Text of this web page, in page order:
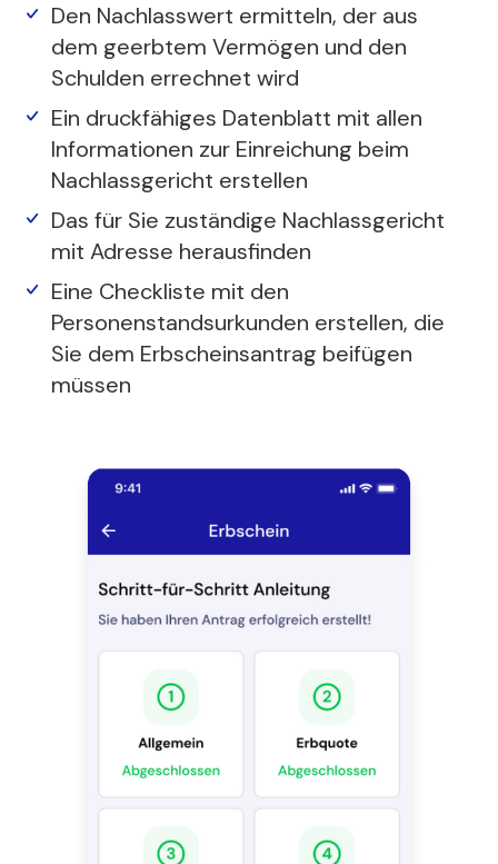
Den Nachlasswert ermitteln, der aus
dem geerbtem Vermögen und den
Schulden errechnet wird
Ein druckfähiges Datenblatt mit allen
Informationen zur Einreichung beim
Nachlassgericht erstellen
Das für Sie zuständige Nachlassgericht
mit Adresse herausfinden
Eine Checkliste mit den
Personenstandsurkunden erstellen, die
Sie dem Erbscheinsantrag beifügen
müssen